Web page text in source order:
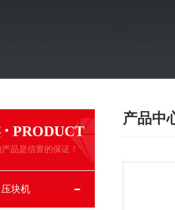
· PRODUCT
品是信誉的保证！
块机
产品中